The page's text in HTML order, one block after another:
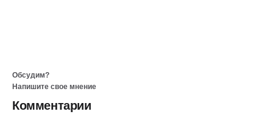
Обсудим?
Напишите свое мнение
Комментарии